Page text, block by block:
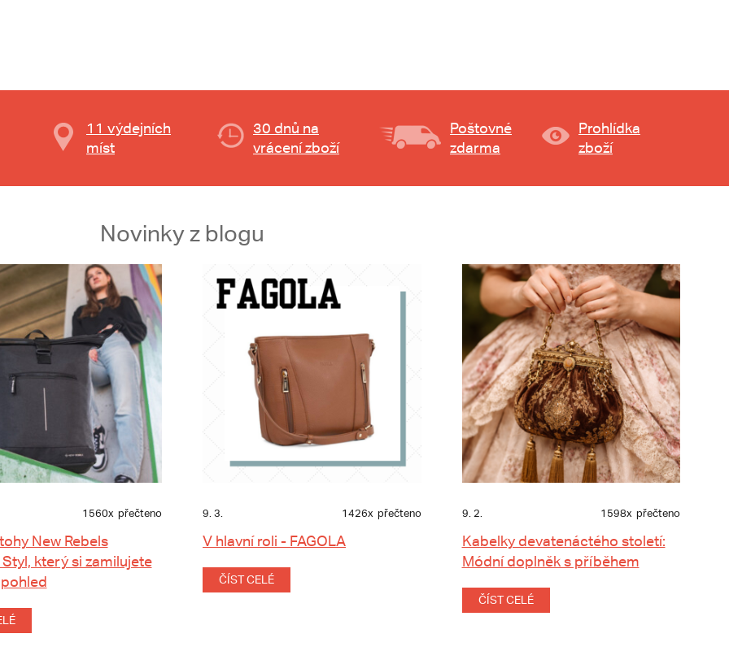
11 výdejních
míst
30 dnů na
vrácení zboží
Poštovné
zdarma
Prohlídka
zboží
Novinky z blogu
1560x přečteno
New Rebels
který si zamilujete
9. 3. 1426x přečteno
V hlavní roli - FAGOLA
ČÍST CELÉ
9. 2. 1598x přečteno
Kabelky devatenáctého století:
Módní doplněk s příběhem
ČÍST CELÉ